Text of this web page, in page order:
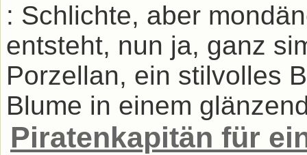
: Schlichte, aber
entsteht, nun ja, ganz
Porzellan, ein stilvolles
Blume in einem
Piratenkapitän für